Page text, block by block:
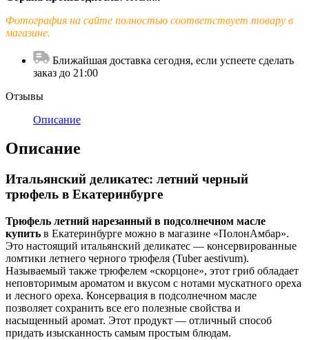
Фотография на сайте полностью соответствует товару в
магазине.
Ближайшая доставка сегодня, если успеете сделать
заказ до 21:00
Отзывы
Описание
Описание
Итальянский деликатес: летний черный
трюфель в Екатеринбурге
Трюфель летний нарезанный в подсолнечном масле
купить в Екатеринбурге можно в магазине «ПолонАмбар».
Это настоящий итальянский деликатес — консервированные
ломтики летнего черного трюфеля (Tuber aestivum).
Называемый также трюфелем «скорцоне», этот гриб обладает
неповторимым ароматом и вкусом с нотами мускатного ореха
и лесного ореха. Консервация в подсолнечном масле
позволяет сохранить все его полезные свойства и
насыщенный аромат. Этот продукт — отличный способ
придать изысканность самым простым блюдам.